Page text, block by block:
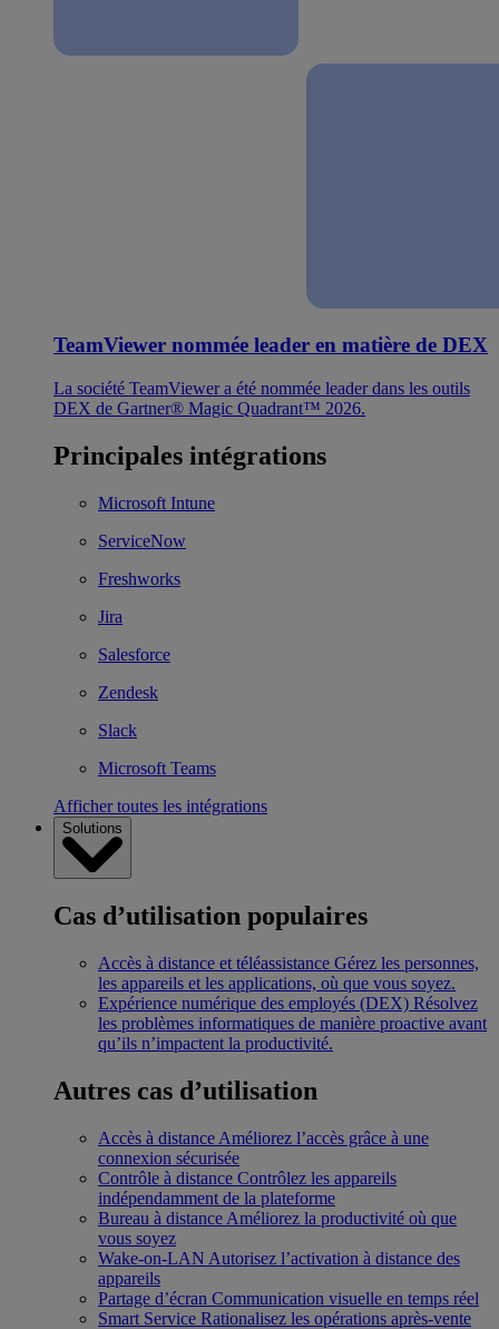
TeamViewer nommée leader en matière de DEX
La société TeamViewer a été nommée leader dans les outils
DEX de Gartner® Magic Quadrant™ 2026.
Principales intégrations
Microsoft Intune
ServiceNow
Freshworks
Jira
Salesforce
Zendesk
Slack
Microsoft Teams
Afficher toutes les intégrations
Solutions
Cas d’utilisation populaires
Accès à distance et téléassistance Gérez les personnes,
les appareils et les applications, où que vous soyez.
Expérience numérique des employés (DEX) Résolvez
les problèmes informatiques de manière proactive avant
qu’ils n’impactent la productivité.
Autres cas d’utilisation
Accès à distance Améliorez l’accès grâce à une
connexion sécurisée
Contrôle à distance Contrôlez les appareils
indépendamment de la plateforme
Bureau à distance Améliorez la productivité où que
vous soyez
Wake-on-LAN Autorisez l’activation à distance des
appareils
Partage d’écran Communication visuelle en temps réel
Smart Service Rationalisez les opérations après-vente